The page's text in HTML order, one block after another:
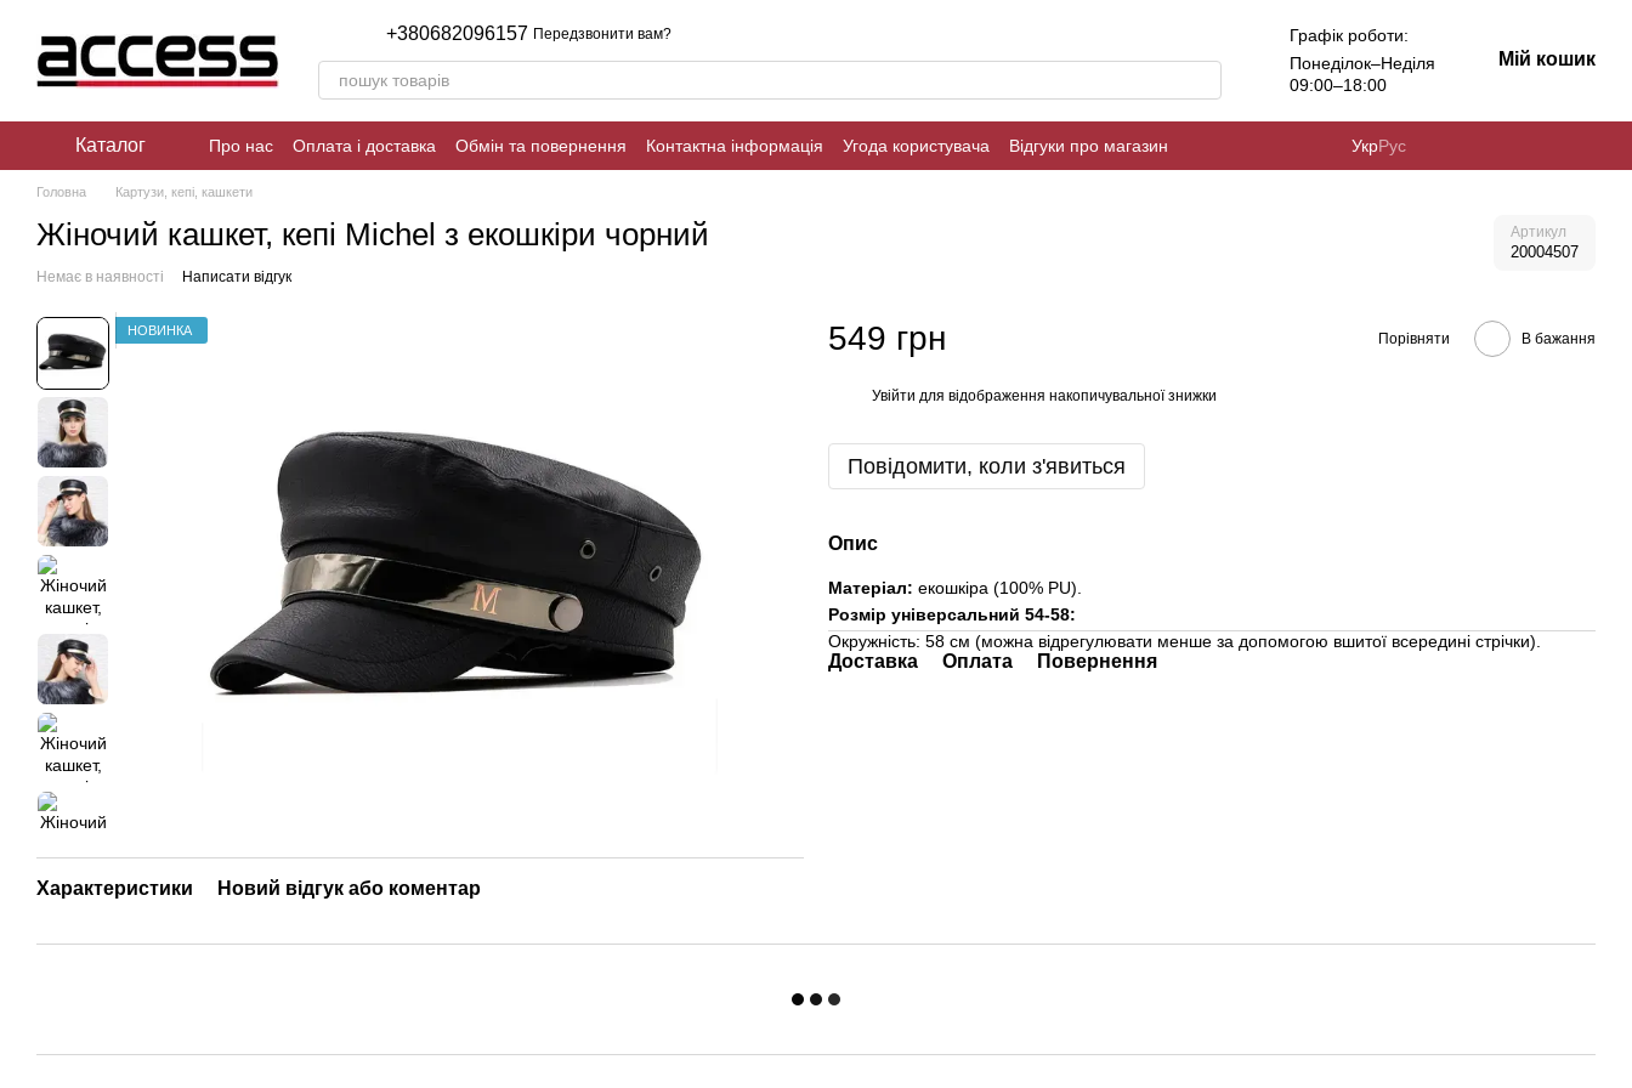
+380682096157 Передзвонити вам?
Графік роботи:
Понеділок–Неділя
09:00–18:00
Мій кошик
Каталог Про нас Оплата і доставка Обмін та повернення Контактна інформація Угода користувача
Відгуки про магазин
Реквізити магазина
Політика конфіденційності Публічна оферта
УкрРус
Головна Картузи, кепі, кашкети
Жіночий кашкет, кепі Michel з екошкіри чорний Артикул
20004507
Немає в наявності Написати відгук
НОВИНКА
Характеристики Новий відгук або коментар
549 грн Порівняти В бажання
Увійти для відображення накопичувальної знижки
Повідомити, коли з'явиться
Опис
Матеріал: екошкіра (100% PU).
Розмір універсальний 54-58:
Окружність: 58 см (можна відрегулювати менше за допомогою вшитої всередині стрічки).
Доставка Оплата Повернення